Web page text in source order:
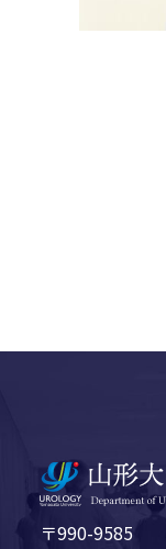
〒990-9585